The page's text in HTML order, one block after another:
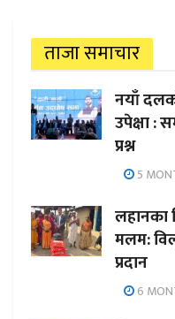
ताजा समाचार
नयाँ
उपेक्षा :
प्रश्न
5
लहानका
मलम:
प्रदान
6